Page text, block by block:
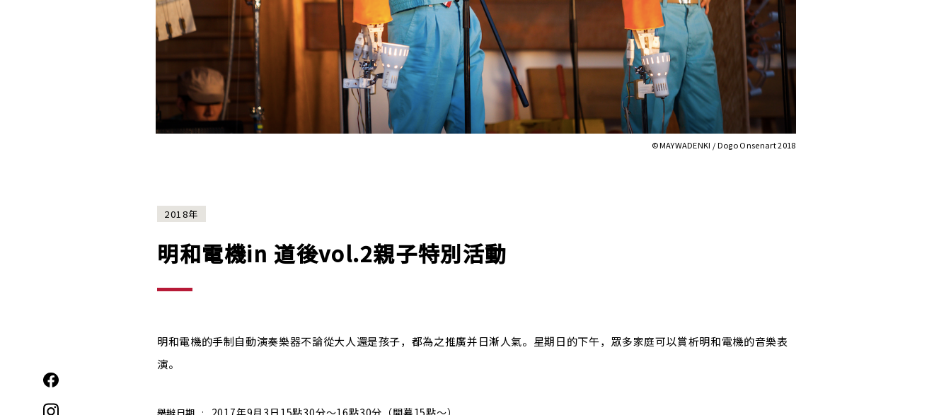
©︎MAYWADENKI / Dogo Onsenart 2018
2018年
明和電機in 道後vol.2親子特別活動
明和電機的手制自動演奏樂器不論從大人還是孩子，都為之推廣并日漸人氣。星期日的下午，眾多家庭可以賞析明和電機的音樂表
演。
舉辦日期 : 2017年9月3日15點30分～16點30分（開幕15點～）